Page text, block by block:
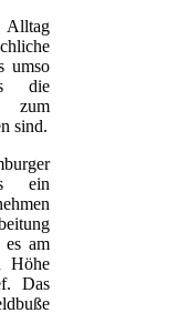
Alltag
umso
die
zum
sind.
ein
es am
Höhe
Das